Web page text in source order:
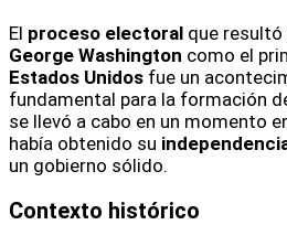
El proceso electoral que resultó
George Washington como el
Estados Unidos fue un
fundamental para la formación
se llevó a cabo en un momento
había obtenido su
un gobierno sólido.
Contexto histórico